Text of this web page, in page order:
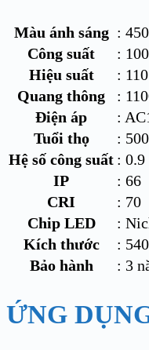
Màu ánh sáng :
Công suất
:
Hiệu suất
:
Quang thông
:
Điện áp
:
Tuổi thọ
:
Hệ số công suất : 0.9
IP
: 66
CRI
: 70
Chip LED
:
Kích thước
:
Bảo hành
: 3
ỨNG